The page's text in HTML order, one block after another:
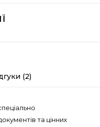
(2)
та цінних